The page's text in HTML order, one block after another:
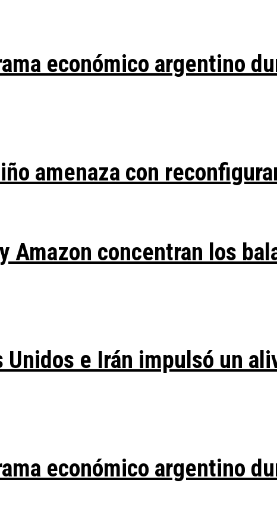
económico argentino
amenaza con
Amazon concentran los
e Irán impulsó un
económico argentino